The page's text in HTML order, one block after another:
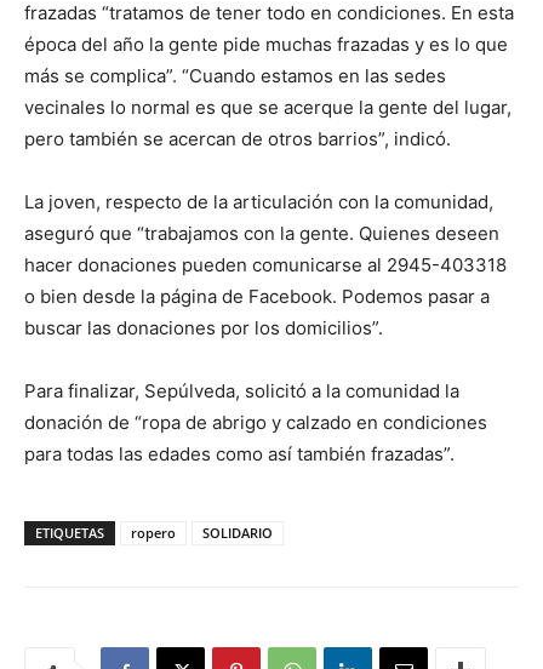
frazadas “tratamos de tener todo en condiciones. En esta
época del año la gente pide muchas frazadas y es lo que
más se complica”. “Cuando estamos en las sedes
vecinales lo normal es que se acerque la gente del lugar,
pero también se acercan de otros barrios”, indicó.
La joven, respecto de la articulación con la comunidad,
aseguró que “trabajamos con la gente. Quienes deseen
hacer donaciones pueden comunicarse al 2945-403318
o bien desde la página de Facebook. Podemos pasar a
buscar las donaciones por los domicilios”.
Para finalizar, Sepúlveda, solicitó a la comunidad la
donación de “ropa de abrigo y calzado en condiciones
para todas las edades como así también frazadas”.
ETIQUETAS ropero SOLIDARIO